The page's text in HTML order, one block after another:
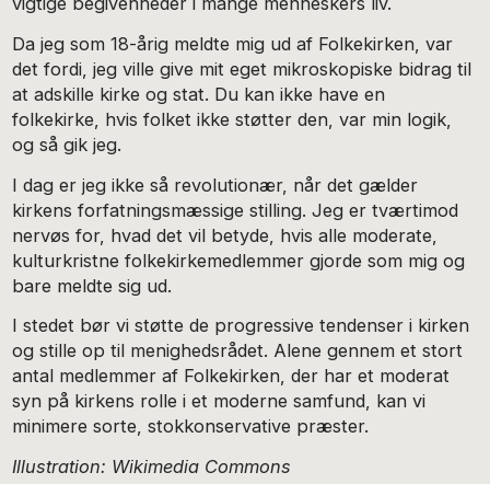
Da jeg som 18-årig meldte mig ud af Folkekirken, var
det fordi, jeg ville give mit eget mikroskopiske bidrag til
at adskille kirke og stat. Du kan ikke have en
folkekirke, hvis folket ikke støtter den, var min logik,
og så gik jeg.
I dag er jeg ikke så revolutionær, når det gælder
kirkens forfatningsmæssige stilling. Jeg er tværtimod
nervøs for, hvad det vil betyde, hvis alle moderate,
kulturkristne folkekirkemedlemmer gjorde som mig og
bare meldte sig ud.
I stedet bør vi støtte de progressive tendenser i kirken
og stille op til menighedsrådet. Alene gennem et stort
antal medlemmer af Folkekirken, der har et moderat
syn på kirkens rolle i et moderne samfund, kan vi
minimere sorte, stokkonservative præster.
Illustration: Wikimedia Commons